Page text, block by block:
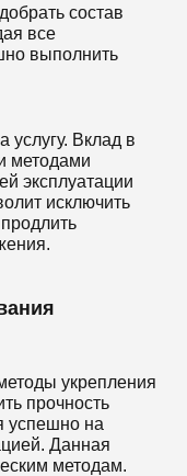
состав
все
выполнить
услугу. Вклад в
методами
эксплуатации
исключить
укрепления
прочность
успешно на
Данная
методам.